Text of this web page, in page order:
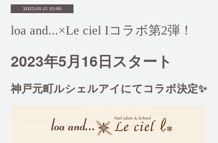
2023.05.15 15:00
loa and...×Le ciel Iコラボ第2弾！
2023年5月16日スタート
神戸元町ルシェルアイにてコラボ決定✨